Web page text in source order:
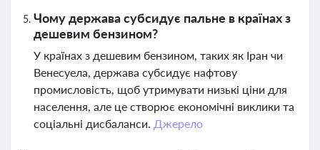
Чому держава субсидує пальне в країнах з
дешевим бензином?
У країнах з дешевим бензином, таких як Іран чи
Венесуела, держава субсидує нафтову
промисловість, щоб утримувати низькі ціни для
населення, але це створює економічні виклики та
соціальні дисбаланси. Джерело